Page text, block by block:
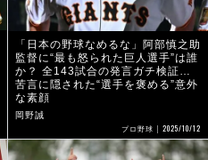
「日本の野球なめるな」阿部慎之助
監督に“最も怒られた巨人選手”は誰
か？ 全143試合の発言ガチ検証…
苦言に隠された“選手を褒める”意外
な素顔
岡野誠
プロ野球 2025/10/12